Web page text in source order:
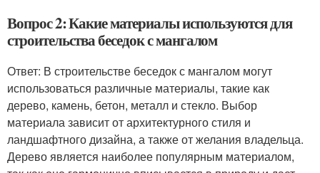
Вопрос 2: Какие материалы используются для
строительства беседок с мангалом
Ответ: В строительстве беседок с мангалом могут
использоваться различные материалы, такие как
дерево, камень, бетон, металл и стекло. Выбор
материала зависит от архитектурного стиля и
ландшафтного дизайна, а также от желания владельца.
Дерево является наиболее популярным материалом,